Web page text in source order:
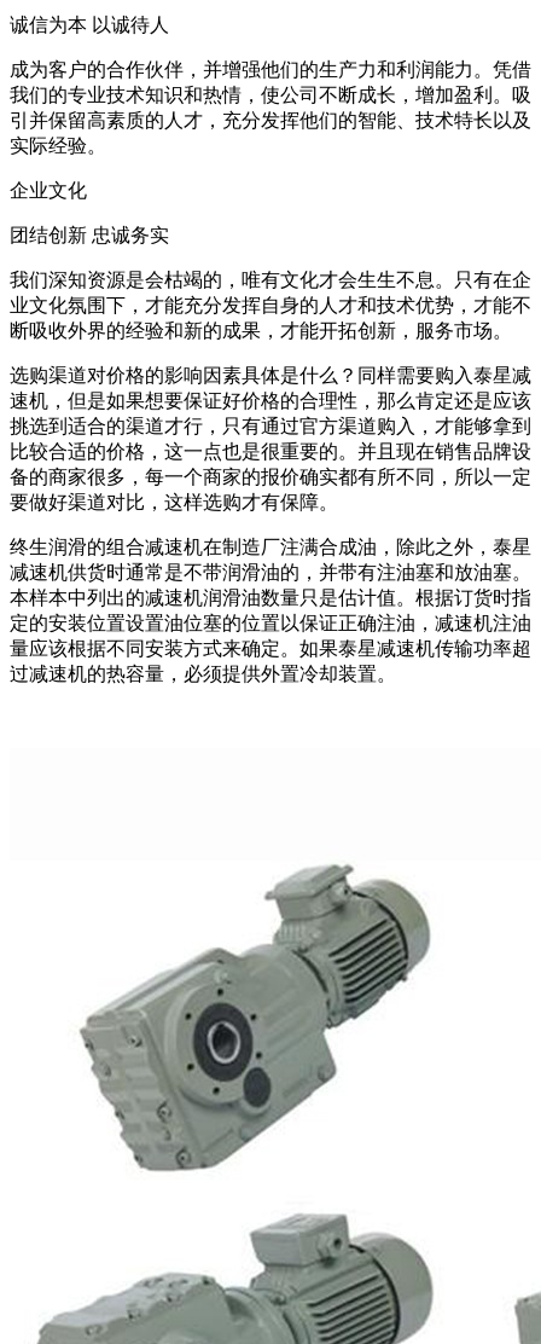
诚信为本 以诚待人
成为客户的合作伙伴，并增强他们的生产力和利润能力。凭借
我们的专业技术知识和热情，使公司不断成长，增加盈利。吸
引并保留高素质的人才，充分发挥他们的智能、技术特长以及
实际经验。
企业文化
团结创新 忠诚务实
我们深知资源是会枯竭的，唯有文化才会生生不息。只有在企
业文化氛围下，才能充分发挥自身的人才和技术优势，才能不
断吸收外界的经验和新的成果，才能开拓创新，服务市场。
选购渠道对价格的影响因素具体是什么？同样需要购入泰星减
速机，但是如果想要保证好价格的合理性，那么肯定还是应该
挑选到适合的渠道才行，只有通过官方渠道购入，才能够拿到
比较合适的价格，这一点也是很重要的。并且现在销售品牌设
备的商家很多，每一个商家的报价确实都有所不同，所以一定
要做好渠道对比，这样选购才有保障。
终生润滑的组合减速机在制造厂注满合成油，除此之外，泰星
减速机供货时通常是不带润滑油的，并带有注油塞和放油塞。
本样本中列出的减速机润滑油数量只是估计值。根据订货时指
定的安装位置设置油位塞的位置以保证正确注油，减速机注油
量应该根据不同安装方式来确定。如果泰星减速机传输功率超
过减速机的热容量，必须提供外置冷却装置。